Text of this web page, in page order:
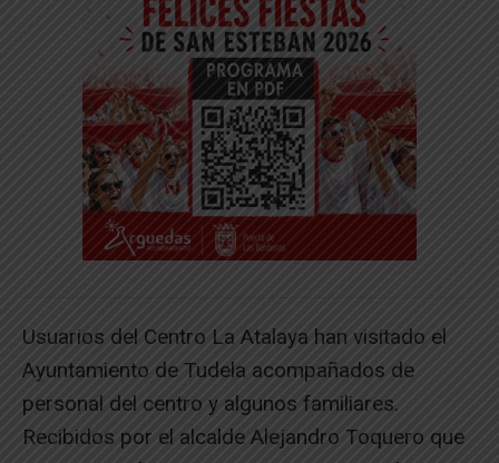
Usuarios del Centro La Atalaya han visitado el
Ayuntamiento de Tudela acompañados de
personal del centro y algunos familiares.
Recibidos por el alcalde Alejandro Toquero que